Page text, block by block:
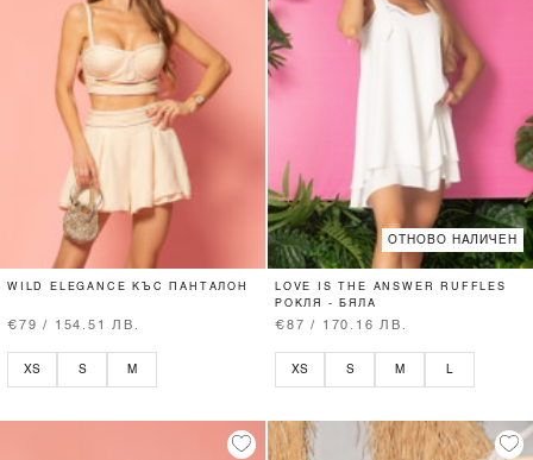
WILD ELEGANCE КЪС ПАНТАЛОН
€79 / 154.51 ЛВ.
XS S M
ОТНОВО НАЛИЧЕН
LOVE IS THE ANSWER RUFFLES
РОКЛЯ - БЯЛА
€87 / 170.16 ЛВ.
XS S M